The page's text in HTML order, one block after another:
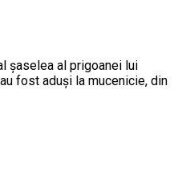
şaselea al prigoanei lui
fost aduşi la mucenicie, din